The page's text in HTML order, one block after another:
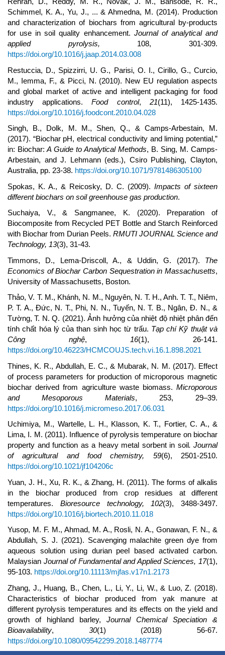
Schimmel, K. A., Yu, J., ... & Ahmedna, M. (2014). Production
and characterization of biochars from agricultural by-products
for use in soil quality enhancement. Journal of analytical and
applied pyrolysis, 108, 301-309.
https://doi.org/10.1016/j.jaap.2014.03.008
Restuccia, D., Spizzirri, U. G., Parisi, O. I., Cirillo, G., Curcio,
M., Iemma, F., & Picci, N. (2010). New EU regulation aspects
and global market of active and intelligent packaging for food
industry applications.Food control, 21(11), 1425-1435.
https://doi.org/10.1016/j.foodcont.2010.04.028
Singh, B., Dolk, M. M., Shen, Q., & Camps-Arbestain, M.
(2017). “Biochar pH, electrical conductivity and liming potential,”
in: Biochar: A Guide to Analytical Methods, B. Sing, M. Camps-
Arbestain, and J. Lehmann (eds.), Csiro Publishing, Clayton,
Australia, pp. 23-38. https://doi.org/10.1071/9781486305100
Spokas, K. A., & Reicosky, D. C. (2009). Impacts of sixteen
different biochars on soil greenhouse gas production.
Suchaiya, V., & Sangmanee, K. (2020). Preparation of
Biocomposite from Recycled PET Bottle and Starch Reinforced
with Biochar from Durian Peels. RMUTI JOURNAL Science and
Technology, 13(3), 31-43.
Timmons, D., Lema-Driscoll, A., & Uddin, G. (2017). The
Economics of Biochar Carbon Sequestration in Massachusetts,
University of Massachusetts, Boston.
Thảo, V. T. M., Khánh, N. M., Nguyên, N. T. H., Anh. T. T., Niêm,
P. T. A., Đức, N. T., Phi, N. N., Tuyến, N. T. B., Ngân, Đ. N., &
Tường, T. N. Q. (2021). Ảnh hưởng của nhiệt độ nhiệt phân đến
tính chất hóa lý của than sinh học từ trấu. Tạp chí Kỹ thuật và
Công nghệ, 16(1), 26-141.
https://doi.org/10.46223/HCMCOUJS.tech.vi.16.1.898.2021
Thines, K. R., Abdullah, E. C., & Mubarak, N. M. (2017). Effect
of process parameters for production of microporous magnetic
biochar derived from agriculture waste biomass. Microporous
and Mesoporous Materials, 253, 29–39.
https://doi.org/10.1016/j.micromeso.2017.06.031
Uchimiya, M., Wartelle, L. H., Klasson, K. T., Fortier, C. A., &
Lima, I. M. (2011). Influence of pyrolysis temperature on biochar
property and function as a heavy metal sorbent in soil. Journal
of agricultural and food chemistry,
59(6), 2501-2510.
https://doi.org/10.1021/jf104206c
Yuan, J. H., Xu, R. K., & Zhang, H. (2011). The forms of alkalis
in the biochar produced from crop residues at different
temperatures. Bioresource technology, 102(3), 3488-3497.
https://doi.org/10.1016/j.biortech.2010.11.018
Yusop, M. F. M., Ahmad, M. A., Rosli, N. A., Gonawan, F. N., &
Abdullah, S. J. (2021). Scavenging malachite green dye from
aqueous solution using durian peel based activated carbon.
Malaysian Journal of Fundamental and Applied Sciences, 17(1),
95-103. https://doi.org/10.11113/mjfas.v17n1.2173
Zhang, J., Huang, B., Chen, L., Li, Y., Li, W., & Luo, Z. (2018).
Characteristics of biochar produced from yak manure at
different pyrolysis temperatures and its effects on the yield and
growth of highland barley, Journal Chemical Speciation &
Bioavailability, 30(1) (2018) 56-67.
https://doi.org/10.1080/09542299.2018.1487774